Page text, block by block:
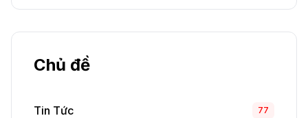
Chủ đề
Tin Tức 77